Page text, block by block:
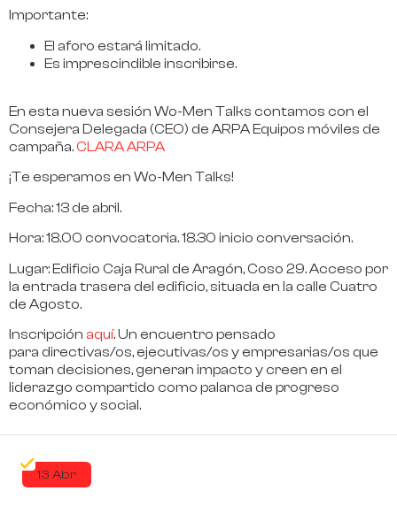
Importante:
El aforo estará limitado.
Es imprescindible inscribirse.
En esta nueva sesión Wo-Men Talks contamos con el
Consejera Delegada (CEO) de ARPA Equipos móviles de
campaña.CLARA ARPA
¡Te esperamos en Wo-Men Talks!
Fecha:13 de abril.
Hora:18.00 convocatoria.18.30 inicio conversación.
Lugar:Edificio Caja Rural de Aragón, Coso 29. Acceso por
la entrada trasera del edificio, situada en la calle Cuatro
de Agosto.
Inscripción aquí. Un encuentro pensado
para directivas/os, ejecutivas/os y empresarias/os que
toman decisiones, generan impacto y creen en el
liderazgo compartido como palanca de progreso
económico y social.
13 Abr